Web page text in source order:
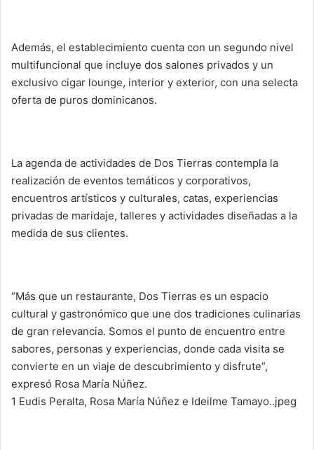
Además, el establecimiento cuenta con un segundo nivel
multifuncional que incluye dos salones privados y un
exclusivo cigar lounge, interior y exterior, con una selecta
oferta de puros dominicanos.
La agenda de actividades de Dos Tierras contempla la
realización de eventos temáticos y corporativos,
encuentros artísticos y culturales, catas, experiencias
privadas de maridaje, talleres y actividades diseñadas a la
medida de sus clientes.
“Más que un restaurante, Dos Tierras es un espacio
cultural y gastronómico que une dos tradiciones culinarias
de gran relevancia. Somos el punto de encuentro entre
sabores, personas y experiencias, donde cada visita se
convierte en un viaje de descubrimiento y disfrute”,
expresó Rosa María Núñez.
1 Eudis Peralta, Rosa María Núñez e Ideilme Tamayo..jpeg